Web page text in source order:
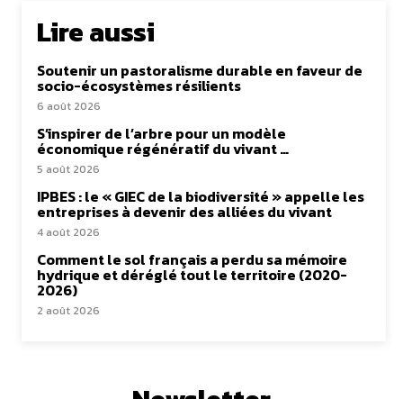
Lire aussi
Soutenir un pastoralisme durable en faveur de
socio-écosystèmes résilients
6 août 2026
S’inspirer de l’arbre pour un modèle
économique régénératif du vivant …
5 août 2026
IPBES : le « GIEC de la biodiversité » appelle les
entreprises à devenir des alliées du vivant
4 août 2026
Comment le sol français a perdu sa mémoire
hydrique et déréglé tout le territoire (2020-
2026)
2 août 2026